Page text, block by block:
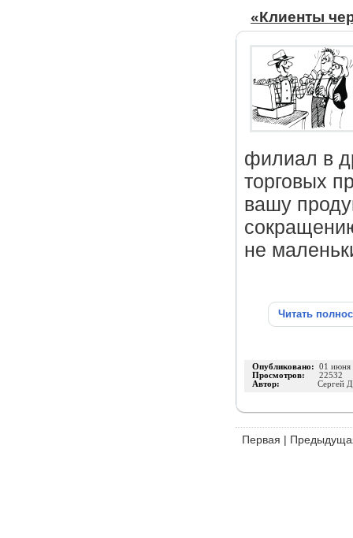
«Клиенты
филиал в
торговых
вашу
не
Читать
Опубликовано: 01 июня
Просмотров: 22532
Автор: Сергей
Первая |